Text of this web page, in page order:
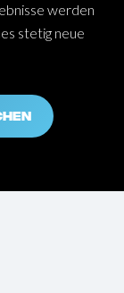
werden
stetig neue